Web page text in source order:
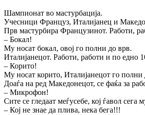
Шампионат во мастурбација.
Учесници Француз, Италијанец и
Прв мастурбира Французинот. Работи,
– Бокал!
Му носат бокал, овој го полни до врв.
Италијанецот. Работи, работи и по едно
– Корито!
Му носат корито, Италијанецот го полни
Доаѓа на ред Македонецот, се фаќа за
– Микрофон!
Сите се гледаат меѓусебе, кој ѓавол
– Кој не знае да плива, нека бега!!!